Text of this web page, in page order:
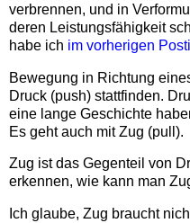
verbrennen, und in
deren Leistungsfähigkeit
habe ich im vorherigen
Bewegung in Richtung
Druck (push) stattfinden.
eine lange Geschichte
Es geht auch mit Zug (pull).
Zug ist das Gegenteil von
erkennen, wie kann man
Ich glaube, Zug braucht